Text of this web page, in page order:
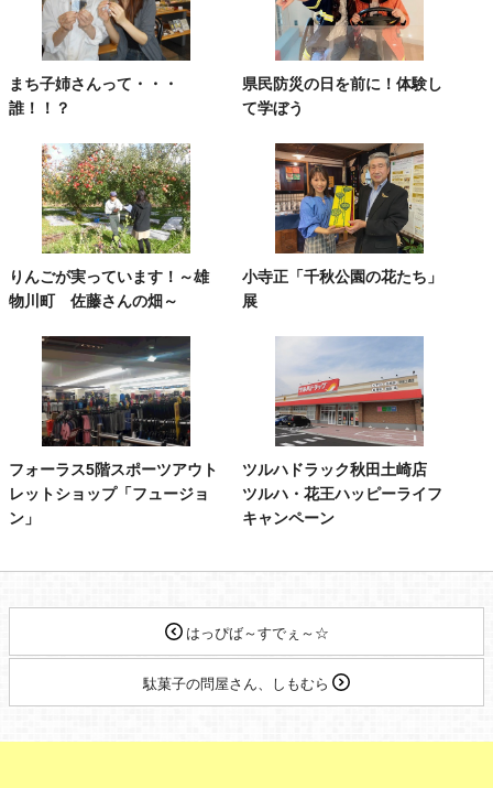
まち子姉さんって・・・
誰！！？
県民防災の日を前に！体験し
て学ぼう
りんごが実っています！～雄
物川町 佐藤さんの畑～
小寺正「千秋公園の花たち」
展
フォーラス5階スポーツアウト
レットショップ「フュージョ
ン」
ツルハドラック秋田土崎店
ツルハ・花王ハッピーライフ
キャンペーン
はっぴば～すでぇ～☆
駄菓子の問屋さん、しもむら